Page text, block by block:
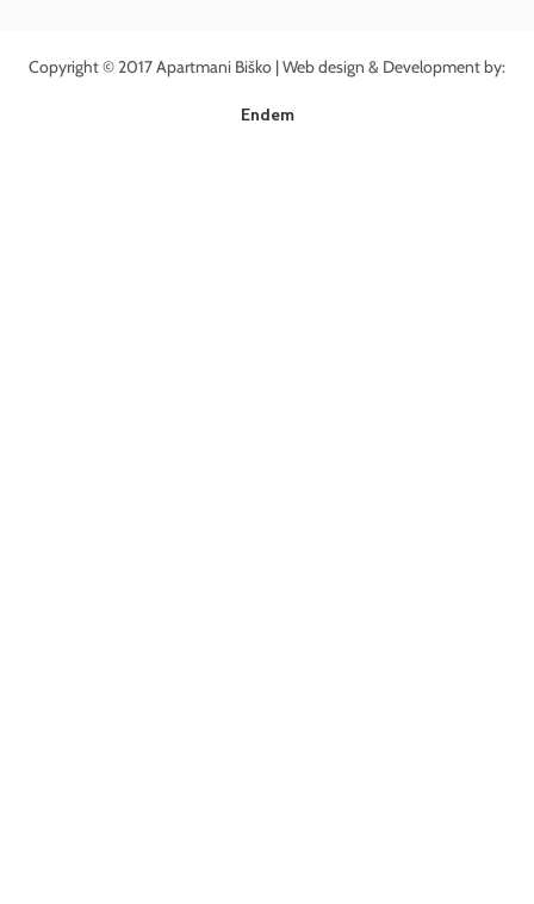
Copyright © 2017 Apartmani Biško | Web design & Development by:
Endem